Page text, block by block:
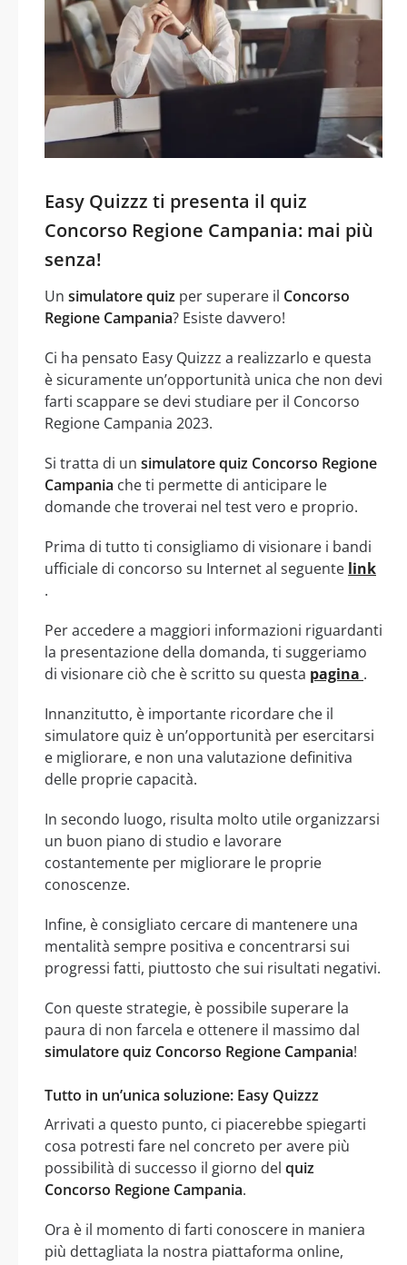
Easy Quizzz ti presenta il quiz
Concorso Regione Campania: mai più
senza!
Un simulatore quiz per superare il Concorso
Regione Campania? Esiste davvero!
Ci ha pensato Easy Quizzz a realizzarlo e questa
è sicuramente un’opportunità unica che non devi
farti scappare se devi studiare per il Concorso
Regione Campania 2023.
Si tratta di un simulatore quiz Concorso Regione
Campania che ti permette di anticipare le
domande che troverai nel test vero e proprio.
Prima di tutto ti consigliamo di visionare i bandi
ufficiale di concorso su Internet al seguente link
.
Per accedere a maggiori informazioni riguardanti
la presentazione della domanda, ti suggeriamo
di visionare ciò che è scritto su questa pagina .
Innanzitutto, è importante ricordare che il
simulatore quiz è un’opportunità per esercitarsi
e migliorare, e non una valutazione definitiva
delle proprie capacità.
In secondo luogo, risulta molto utile organizzarsi
un buon piano di studio e lavorare
costantemente per migliorare le proprie
conoscenze.
Infine, è consigliato cercare di mantenere una
mentalità sempre positiva e concentrarsi sui
progressi fatti, piuttosto che sui risultati negativi.
Con queste strategie, è possibile superare la
paura di non farcela e ottenere il massimo dal
simulatore quiz Concorso Regione Campania!
Tutto in un’unica soluzione: Easy Quizzz
Arrivati a questo punto, ci piacerebbe spiegarti
cosa potresti fare nel concreto per avere più
possibilità di successo il giorno del quiz
Concorso Regione Campania.
Ora è il momento di farti conoscere in maniera
più dettagliata la nostra piattaforma online,